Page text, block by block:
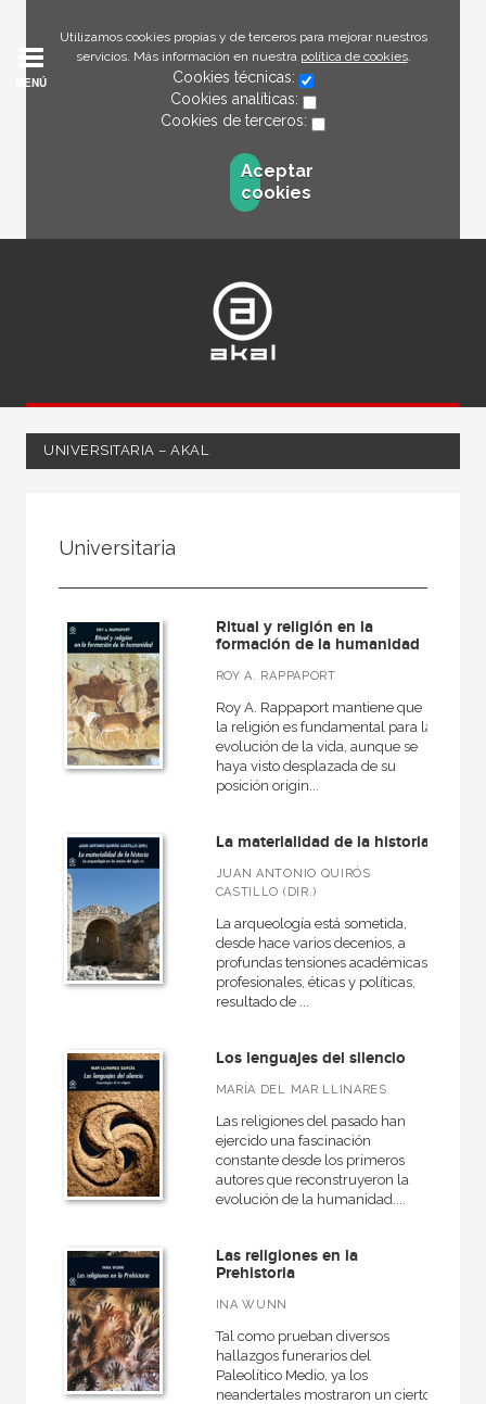
Utilizamos cookies propias y de terceros para mejorar nuestros
servicios. Más información en nuestra política de cookies.
Cookies técnicas:
Cookies analíticas:
Cookies de terceros:
Aceptar
cookies
MENÚ
UNIVERSITARIA – AKAL
Ciencias humanas y sociales
Historia
Prehistoria
MATERIAS
Arqueología
Roma
Actual
Prehistoria
Grecia
América
Medieval
General
VER TODAS... (16)
Arqueología
Grandes temas  Gran formato
Historia de España
Historia del mundo
Universitaria
Ritual y religión en la
formación de la humanidad
ROY A. RAPPAPORT
Roy A. Rappaport mantiene que
la religión es fundamental para la
evolución de la vida, aunque se
haya visto desplazada de su
posición origin...
La materialidad de la historia
JUAN ANTONIO QUIRÓS
CASTILLO (DIR.)
La arqueología está sometida,
desde hace varios decenios, a
profundas tensiones académicas,
profesionales, éticas y políticas,
resultado de ...
Los lenguajes del silencio
MARÍA DEL MAR LLINARES
Las religiones del pasado han
ejercido una fascinación
constante desde los primeros
autores que reconstruyeron la
evolución de la humanidad....
Las religiones en la
Prehistoria
INA WUNN
Tal como prueban diversos
hallazgos funerarios del
Paleolítico Medio, ya los
neandertales mostraron un cierto